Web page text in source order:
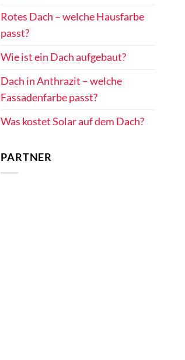
Rotes Dach – welche Hausfarbe
passt?
Wie ist ein Dach aufgebaut?
Dach in Anthrazit – welche
Fassadenfarbe passt?
Was kostet Solar auf dem Dach?
PARTNER